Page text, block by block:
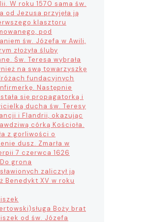
W roku 1570 sama św.
od Jezusa przyjęła ją
klasztoru
pod
św. Józefa w Awili,
złożyła śluby
Św. Teresa wybrała
na swą towarzyszkę
fundacyjnych
Następnie
się propagatorką i
ducha św. Teresy
i Flandrii, okazując
córką Kościoła.
z gorliwości o
dusz. Zmarła w
7 czerwca 1626
grona
zaliczył ją
Benedykt XV w roku
sługa Boży brat
od św. Józefa